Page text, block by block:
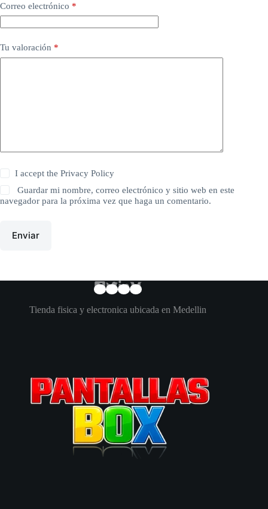
Correo electrónico *
Tu valoración *
I accept thePrivacy Policy
Guardar mi nombre, correo electrónico y sitio web en este
navegador para la próxima vez que haga un comentario.
Enviar
Tienda fisica y electronica ubicada en Medellin